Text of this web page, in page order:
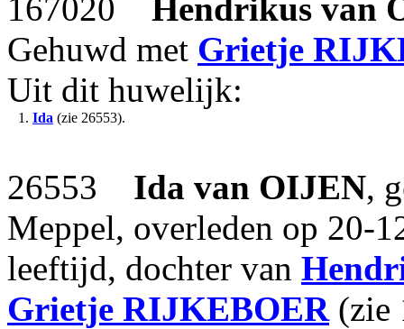
167020 Hendrikus van
Gehuwd met Grietje
Uit dit huwelijk:
1. Ida (zie 26553).
26553 Ida van OIJEN,
Meppel, overleden op 20-
leeftijd, dochter van
Grietje RIJKEBOER(zie